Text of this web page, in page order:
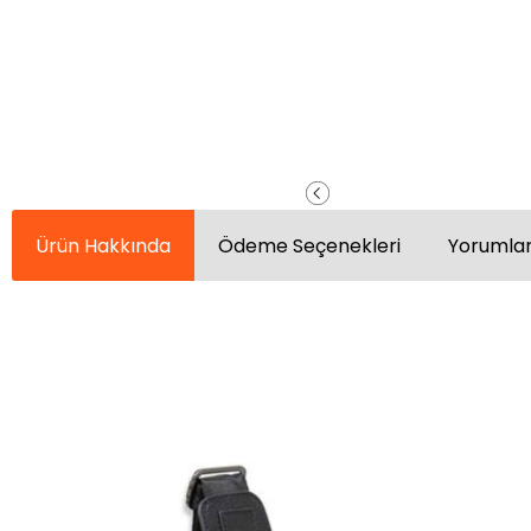
Ürün Hakkında Ödeme Seçenekleri